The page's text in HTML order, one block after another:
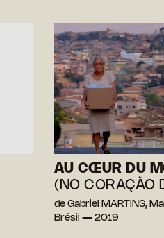
AU CŒUR DU
(NO CORAÇÃO
de Gabriel MARTINS,
Brésil — 2019